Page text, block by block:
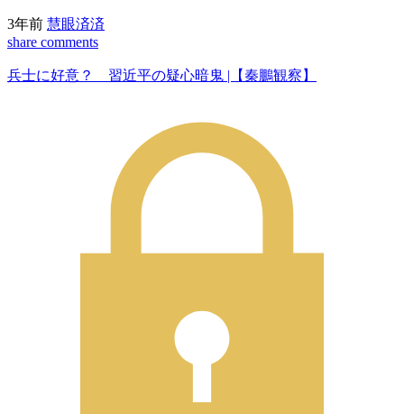
3年前 慧眼済済
share comments
兵士に好意？ 習近平の疑心暗鬼 |【秦鵬観察】